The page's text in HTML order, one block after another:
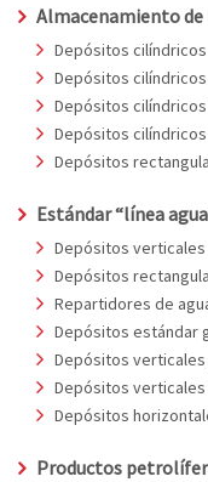
Almacenamiento
Depósitos
Depósitos
Depósitos
Depósitos
Depósitos
Estándar “línea
Depósitos verticales
Depósitos
Repartidores de
Depósitos estándar
Depósitos
Depósitos
Depósitos
Productos